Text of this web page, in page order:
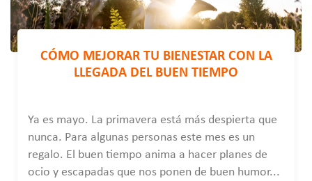
CÓMO MEJORAR TU BIENESTAR CON LA
LLEGADA DEL BUEN TIEMPO
Ya es mayo. La primavera está más despierta que
nunca. Para algunas personas este mes es un
regalo. El buen tiempo anima a hacer planes de
ocio y escapadas que nos ponen de buen humor...